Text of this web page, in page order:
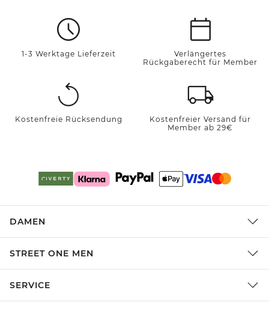
1-3 Werktage Lieferzeit
Verlängertes
Rückgaberecht für Member
Kostenfreie Rücksendung
Kostenfreier Versand für
Member ab 29€
DAMEN
STREET ONE MEN
SERVICE